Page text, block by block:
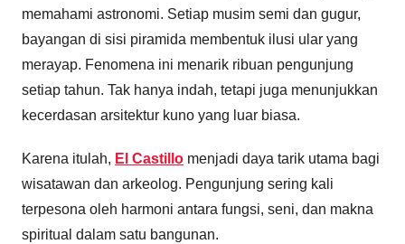
memahami astronomi. Setiap musim semi dan gugur,
bayangan di sisi piramida membentuk ilusi ular yang
merayap. Fenomena ini menarik ribuan pengunjung
setiap tahun. Tak hanya indah, tetapi juga menunjukkan
kecerdasan arsitektur kuno yang luar biasa.
Karena itulah, El Castillo menjadi daya tarik utama bagi
wisatawan dan arkeolog. Pengunjung sering kali
terpesona oleh harmoni antara fungsi, seni, dan makna
spiritual dalam satu bangunan.